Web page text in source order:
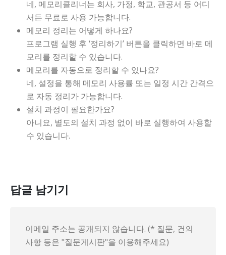
네, 메모리클리너는 회사, 가정, 학교, 관공서 등 어디
서든 무료로 사용 가능합니다.
메모리 정리는 어떻게 하나요?
프로그램 실행 후 ‘정리하기’ 버튼을 클릭하면 바로 메
모리를 정리할 수 있습니다.
메모리를 자동으로 정리할 수 있나요?
네, 설정을 통해 메모리 사용률 또는 일정 시간 간격으
로 자동 정리가 가능합니다.
설치 과정이 필요한가요?
아니요, 별도의 설치 과정 없이 바로 실행하여 사용할
수 있습니다.
답글 남기기
이메일 주소는 공개되지 않습니다. (* 질문, 건의
사항 등은 "질문게시판"을 이용해주세요)